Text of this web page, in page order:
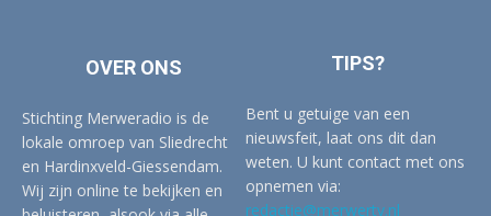
OVER ONS
Stichting Merweradio is de
lokale omroep van Sliedrecht
en Hardinxveld-Giessendam.
Wij zijn online te bekijken en
TIPS?
Bent u getuige van een
nieuwsfeit, laat ons dit dan
weten. U kunt contact met ons
opnemen via:
redactie@merwertv.nl